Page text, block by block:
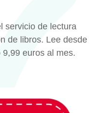
servicio de lectura
de libros. Lee desde
euros al mes.